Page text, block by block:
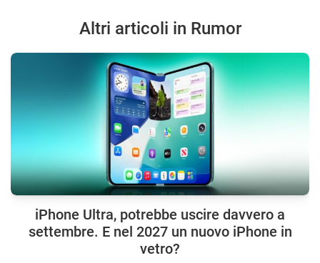
Altri articoli in Rumor
iPhone Ultra, potrebbe uscire davvero a
settembre. E nel 2027 un nuovo iPhone in
vetro?